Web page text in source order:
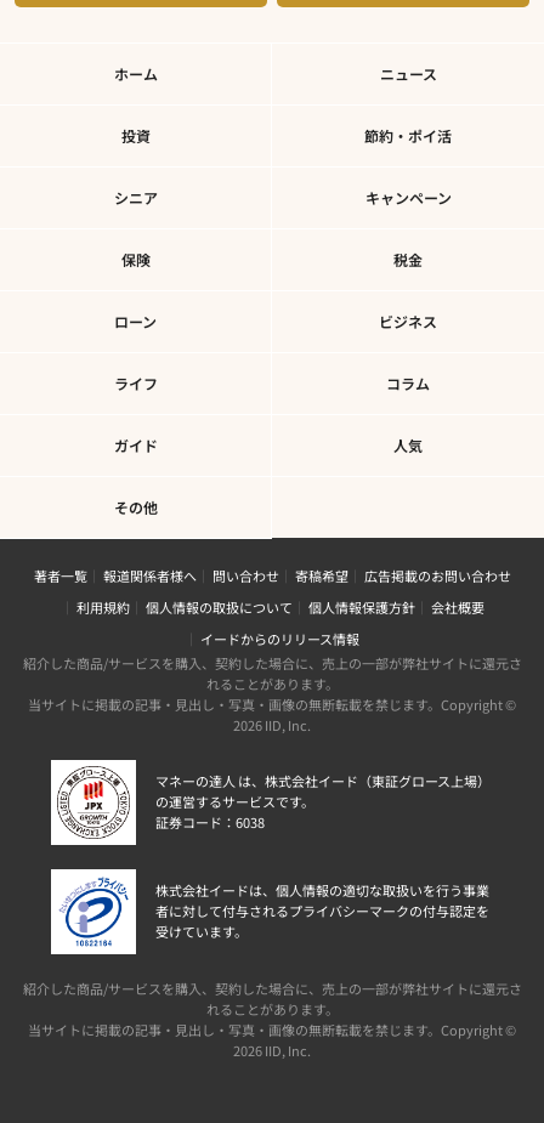
ホーム ニュース
投資 節約・ポイ活
シニア キャンペーン
保険 税金
ローン ビジネス
ライフ コラム
ガイド 人気
その他
著者一覧 報道関係者様へ 問い合わせ 寄稿希望
広告掲載のお問い合わせ
利用規約
個人情報の取扱について 個人情報保護方針
会社概要
イードからのリリース情報
紹介した商品/サービスを購入、契約した場合に、売上の一部が弊社サイトに還元さ
れることがあります。
当サイトに掲載の記事・見出し・写真・画像の無断転載を禁じます。Copyright ©
2026 IID, Inc.
マネーの達人 は、株式会社イード（東証グロース上場）
の運営するサービスです。
証券コード：6038
株式会社イードは、個人情報の適切な取扱いを行う事業
者に対して付与されるプライバシーマークの付与認定を
受けています。
紹介した商品/サービスを購入、契約した場合に、売上の一部が弊社サイトに還元さ
れることがあります。
当サイトに掲載の記事・見出し・写真・画像の無断転載を禁じます。Copyright ©
2026 IID, Inc.